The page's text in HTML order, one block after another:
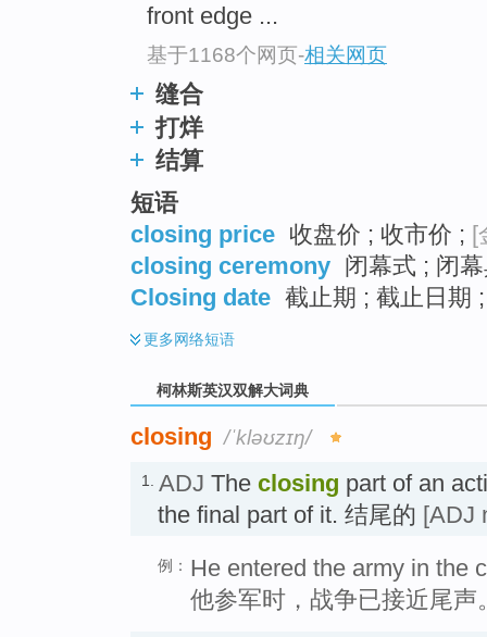
front edge ...
基于1168个网页-相关网页
缝合
打烊
结算
短语
closing price 收盘价 ; 收市价 ; [
closing ceremony 闭幕式 ; 闭
Closing date 截止期 ; 截止日期
更多网络短语
柯林斯英汉双解大词典
closing /ˈkləʊzɪŋ/
1. ADJ The closing part of an
the final part of it. 结尾的 [ADJ
例： He entered the army in the
他参军时，战争已接近尾声